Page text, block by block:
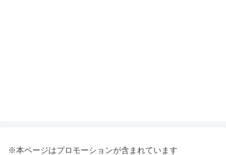
※本ページはプロモーションが含まれています